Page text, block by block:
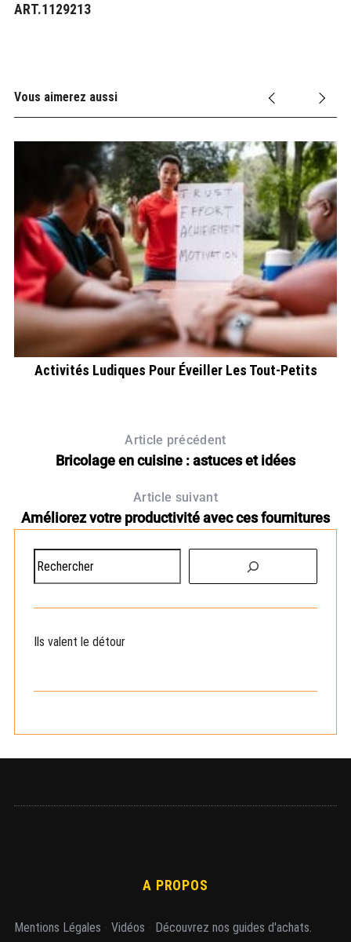
ART.1129213
Vous aimerez aussi
Activités Ludiques Pour Éveiller Les Tout-Petits
Article précédent
Bricolage en cuisine : astuces et idées
Article suivant
Améliorez votre productivité avec ces fournitures
e
h
r Ils valent le détour
A PROPOS
Mentions Légales Vidéos Découvrez nos guides d'achats.